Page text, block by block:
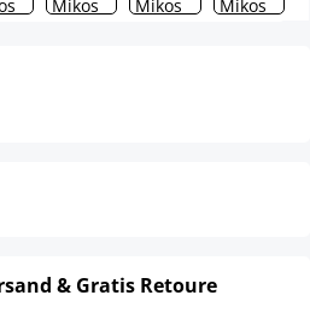
& Gratis Retoure